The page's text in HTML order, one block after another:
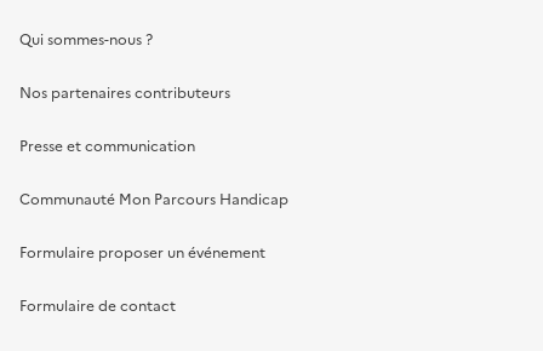
Qui sommes-nous ?
Nos partenaires contributeurs
Presse et communication
Communauté Mon Parcours Handicap
Formulaire proposer un événement
Formulaire de contact